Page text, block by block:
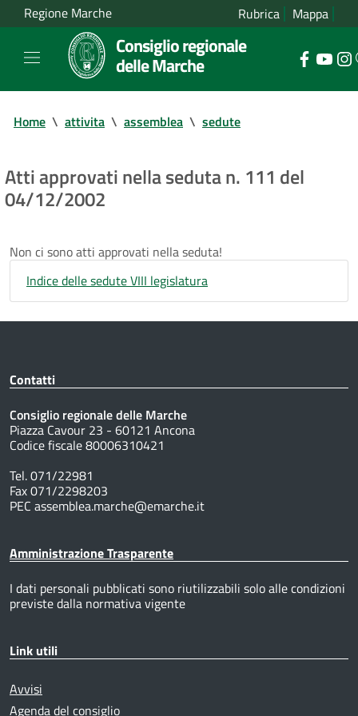
Regione Marche Rubrica Mappa
Consiglio regionale
delle Marche
Home \ attivita \ assemblea \ sedute
Atti approvati nella seduta n. 111 del
04/12/2002
Non ci sono atti approvati nella seduta!
Indice delle sedute VIII legislatura
Contatti
Consiglio regionale delle Marche
Piazza Cavour 23 - 60121 Ancona
Codice fiscale 80006310421
Tel. 071/22981
Fax 071/2298203
PEC assemblea.marche@emarche.it
Amministrazione Trasparente
I dati personali pubblicati sono riutilizzabili solo alle condizioni
previste dalla normativa vigente
Link utili
Avvisi
Agenda del consiglio